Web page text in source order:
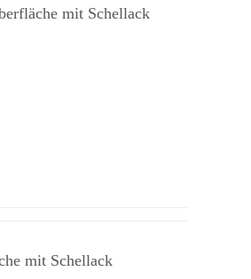
mit Schellack
mit Schellack